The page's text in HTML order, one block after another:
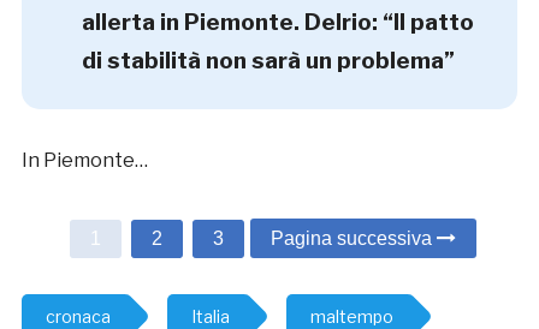
allerta in Piemonte. Delrio: “Il patto
di stabilità non sarà un problema”
In Piemonte…
1 2 3 Pagina successiva
cronaca Italia maltempo